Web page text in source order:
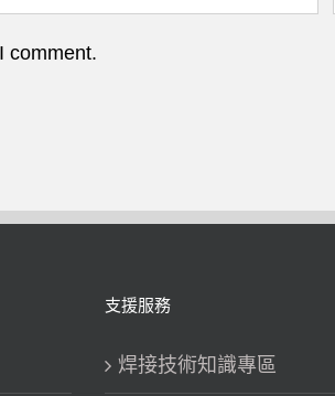
comment.
支援服務
焊接技術知識專區